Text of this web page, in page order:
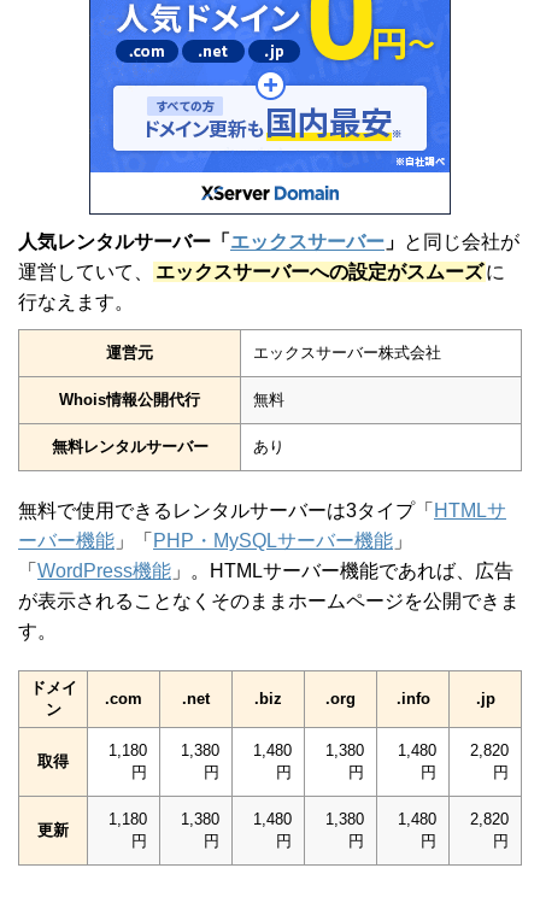
人気レンタルサーバー「 エックスサーバー 」 と同じ会社が
運営していて、
エックスサーバーへの設定がスムーズに
行なえます。
運営元 エックスサーバー株式会社
Whois情報公開代行 無料
無料レンタルサーバー あり
無料で使用できるレンタルサーバーは3タイプ「 HTMLサ
ーバー機能 」「 PHP・MySQLサーバー機能 」
「 WordPress機能 」。HTMLサーバー機能であれば、広告
が表示されることなくそのままホームページを公開できま
す。
ドメイ
ン
.com .net .biz .org .info .jp
取得
1,180
円
1,380
円
1,480
円
1,380
円
1,480
円
2,820
円
更新
1,180
円
1,380
円
1,480
円
1,380
円
1,480
円
2,820
円